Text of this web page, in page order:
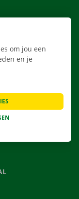
om jou een
en je